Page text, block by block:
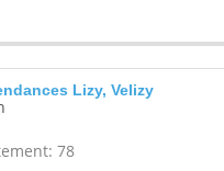
Lizy, Velizy
78